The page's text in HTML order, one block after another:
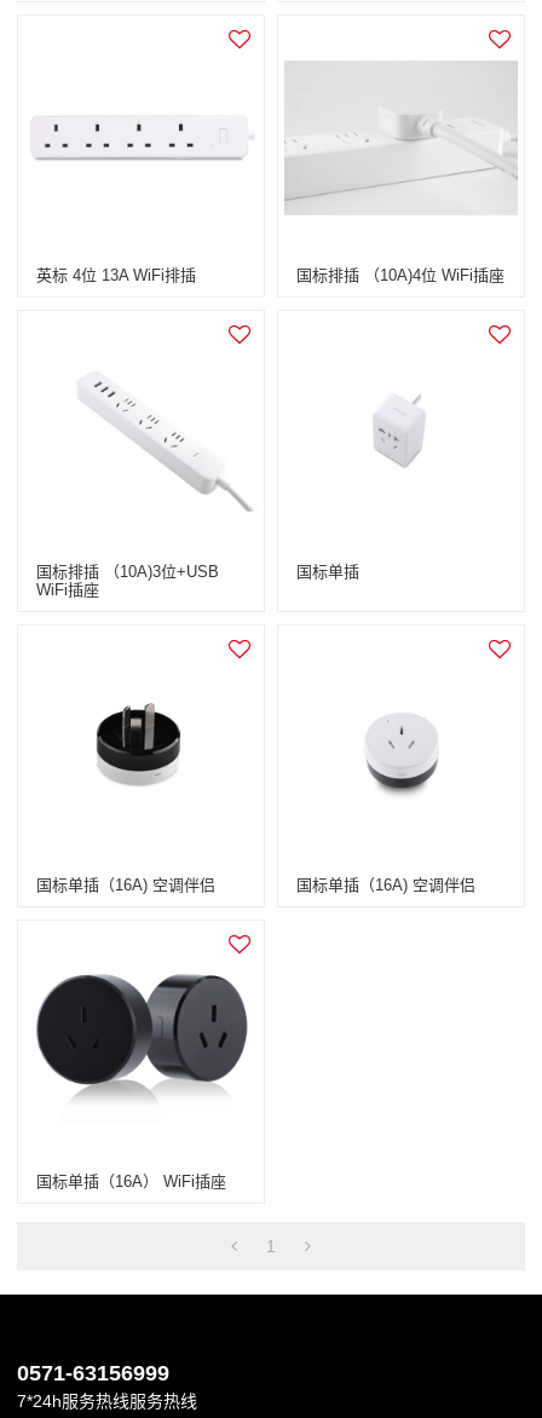
英标 4位 13A WiFi排插 国标排插 （10A)4位 WiFi插座
国标排插 （10A)3位+USB
WiFi插座
国标单插
国标单插（16A) 空调伴侣 国标单插（16A) 空调伴侣
国标单插（16A） WiFi插座
1
0571-63156999
7*24h服务热线服务热线